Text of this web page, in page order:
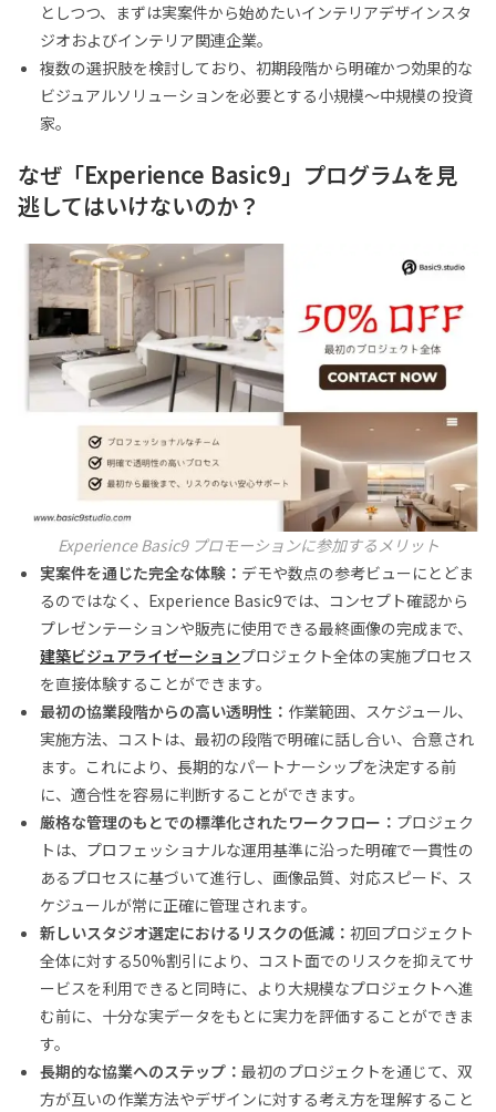
としつつ、まずは実案件から始めたいインテリアデザインスタ
ジオおよびインテリア関連企業。
複数の選択肢を検討しており、初期段階から明確かつ効果的な
ビジュアルソリューションを必要とする小規模〜中規模の投資
家。
なぜ「Experience Basic9」プログラムを見
逃してはいけないのか？
Experience Basic9 プロモーションに参加するメリット
実案件を通じた完全な体験： デモや数点の参考ビューにとどま
るのではなく、Experience Basic9では、コンセプト確認から
プレゼンテーションや販売に使用できる最終画像の完成まで、
建築ビジュアライゼーションプロジェクト全体の実施プロセス
を直接体験することができます。
最初の協業段階からの高い透明性： 作業範囲、スケジュール、
実施方法、コストは、最初の段階で明確に話し合い、合意され
ます。これにより、長期的なパートナーシップを決定する前
に、適合性を容易に判断することができます。
厳格な管理のもとでの標準化されたワークフロー： プロジェク
トは、プロフェッショナルな運用基準に沿った明確で一貫性の
あるプロセスに基づいて進行し、画像品質、対応スピード、ス
ケジュールが常に正確に管理されます。
新しいスタジオ選定におけるリスクの低減： 初回プロジェクト
全体に対する50%割引により、コスト面でのリスクを抑えてサ
ービスを利用できると同時に、より大規模なプロジェクトへ進
む前に、十分な実データをもとに実力を評価することができま
す。
長期的な協業へのステップ： 最初のプロジェクトを通じて、双
方が互いの作業方法やデザインに対する考え方を理解すること